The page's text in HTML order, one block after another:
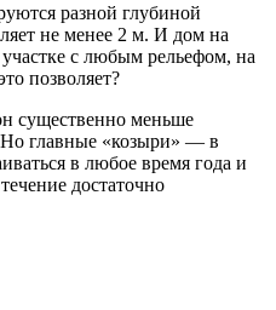
разной глубиной
не менее 2 м. И дом на
с любым рельефом, на
позволяет?
существенно меньше
главные «козыри» — в
в любое время года и
достаточно